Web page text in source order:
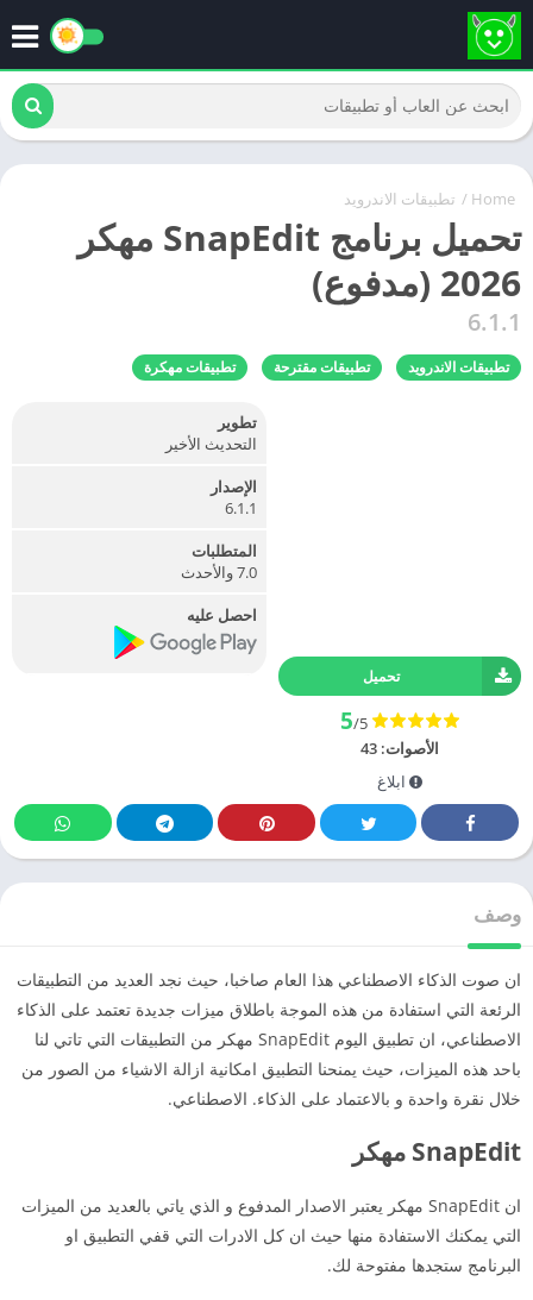
Home
/ تطبيقات الاندرويد
تحميل برنامج SnapEdit مهكر
2026 (مدفوع)
6.1.1
تطبيقات الاندرويد تطبيقات مقترحة تطبيقات مهكرة
تحميل
5/5
الأصوات: 43
ابلاغ
تطوير
التحديث الأخير
الإصدار
6.1.1
المتطلبات
7.0 والأحدث
احصل عليه
وصف
ان صوت الذكاء الاصطناعي هذا العام صاخبا، حيث نجد العديد من التطبيقات
الرئعة التي استفادة من هذه الموجة باطلاق ميزات جديدة تعتمد على الذكاء
الاصطناعي، ان تطبيق اليوم SnapEdit مهكر من التطبيقات التي تاتي لنا
باحد هذه الميزات، حيث يمنحنا التطبيق امكانية ازالة الاشياء من الصور من
خلال نقرة واحدة و بالاعتماد على الذكاء. الاصطناعي.
SnapEdit مهكر
ان SnapEdit مهكر يعتبر الاصدار المدفوع و الذي ياتي بالعديد من الميزات
التي يمكنك الاستفادة منها حيث ان كل الادرات التي قفي التطبيق او
البرنامج ستجدها مفتوحة لك.